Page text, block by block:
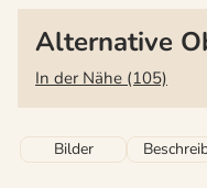
Alternative
In der Nähe (105)
Bilder